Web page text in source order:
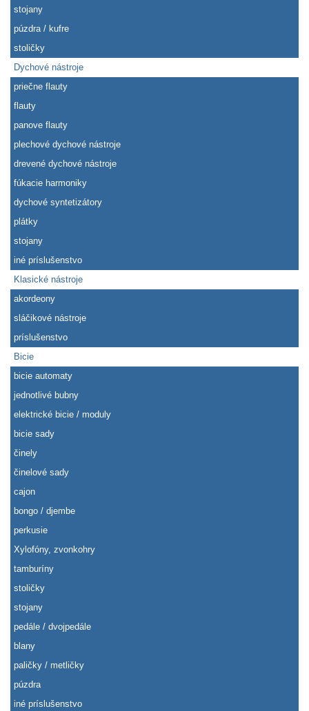
stojany
púzdra / kufre
stoličky
Dychové nástroje
priečne flauty
flauty
panove flauty
plechové dychové nástroje
drevené dychové nástroje
fúkacie harmoniky
dychové syntetizátory
plátky
stojany
iné príslušenstvo
Klasické nástroje
akordeony
sláčikové nástroje
príslušenstvo
Bicie
bicie automaty
jednotlivé bubny
elektrické bicie / moduly
bicie sady
činely
činelové sady
cajon
bongo / djembe
perkusie
Xylofóny, zvonkohry
tamburíny
stoličky
stojany
pedále / dvojpedále
blany
paličky / metličky
púzdra
iné príslušenstvo